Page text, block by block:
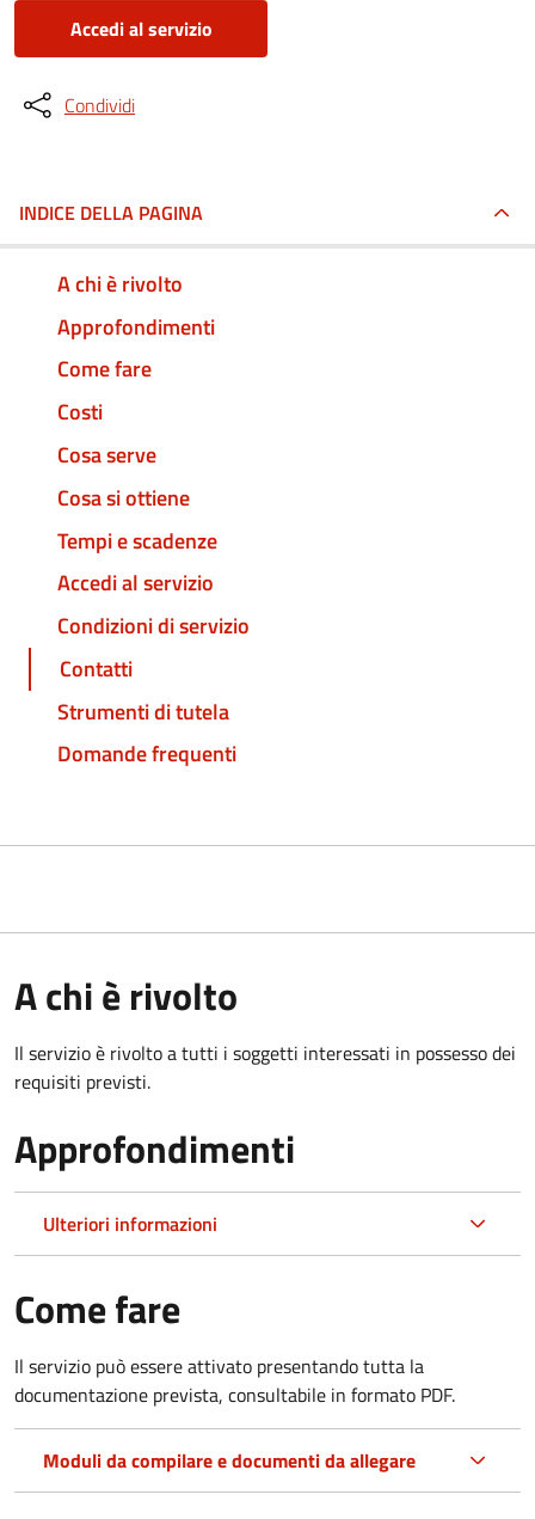
Accedi al servizio
Condividi
INDICE DELLA PAGINA
A chi è rivolto
Approfondimenti
Come fare
Costi
Cosa serve
Cosa si ottiene
Tempi e scadenze
Accedi al servizio
Condizioni di servizio
Contatti
Strumenti di tutela
Domande frequenti
A chi è rivolto
Il servizio è rivolto a tutti i soggetti interessati in possesso dei
requisiti previsti.
Approfondimenti
Ulteriori informazioni
Come fare
Il servizio può essere attivato presentando tutta la
documentazione prevista, consultabile in formato PDF.
Moduli da compilare e documenti da allegare